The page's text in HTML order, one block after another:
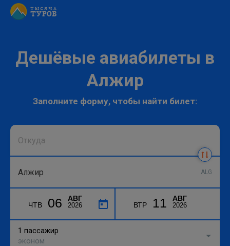
Дешёвые авиабилеты в
Алжир
Заполните форму, чтобы найти билет:
ALG
ЧТВ 06 АВГ
2026 ВТР 11 АВГ
2026
1 пассажир
эконом